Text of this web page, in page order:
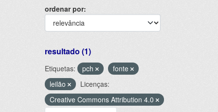
ordenar por
resultado (1)
Etiquetas: pch
fonte
leilão
Licenças:
Creative Commons Attribution 4.0